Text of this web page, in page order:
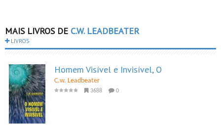
MAIS LIVROS DE C.W. LEADBEATER
LIVROS
Homem Visível e Invisível, O
C.w. Leadbeater
3688 0